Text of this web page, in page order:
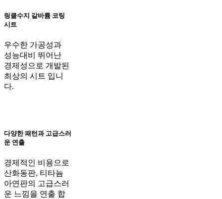
링클수지 갈바륨 코팅
시트
우수한 가공성과
성능대비 뛰어난
경제성으로 개발된
최상의 시트 입니
다.
다양한 패턴과 고급스러
운 연출
경제적인 비용으로
산화동판, 티타늄
아연판의 고급스러
운 느낌을 연출 합